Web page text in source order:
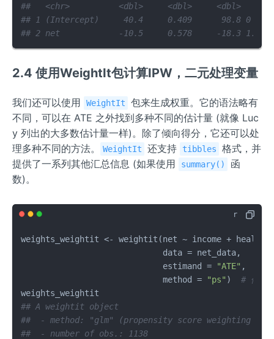
##   <chr>          <dbl>     <dbl>     <dbl>
## 1 (Intercept)     40.4     0.409
## 2 net            -10.5     0.578     -18.3 1.83e-
2.4 使用WeightIt包计算IPW，二元处理变量
我们还可以使用 WeightIt
包来生成权重。它的语法略有
不同，可以在 ATE 之外找到多种不同的估计量 (就像 Luc
y 列出的大多数估计量一样)。除了倾向得分，它还可以处
理多种不同的方法。
WeightIt 还支持 tibbles
格式，并
提供了一系列其他汇总信息 (如果使用
summary()
函
数)。
weights_weightit <- weightit (net ~ income + health
                             data
= net_data,
                             estimand
= "ATE" ,
                             method
= "ps" )
# 使用
## A weightit object
##  - method: "glm" (propensity score weighting with
##  - number of obs.: 1138